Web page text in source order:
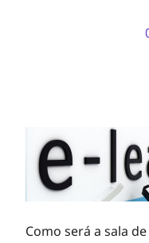
Como será a sala